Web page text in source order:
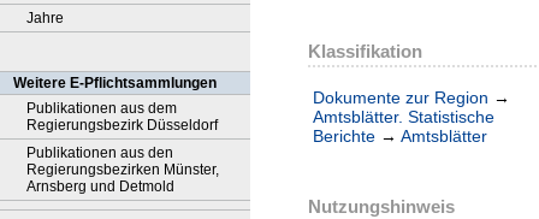
Jahre
Weitere E-Pflichtsammlungen
Publikationen aus dem
Regierungsbezirk Düsseldorf
Publikationen aus den
Regierungsbezirken Münster,
Arnsberg und Detmold
Klassifikation
Dokumente zur Region →
Amtsblätter. Statistische
Berichte → Amtsblätter
Nutzungshinweis